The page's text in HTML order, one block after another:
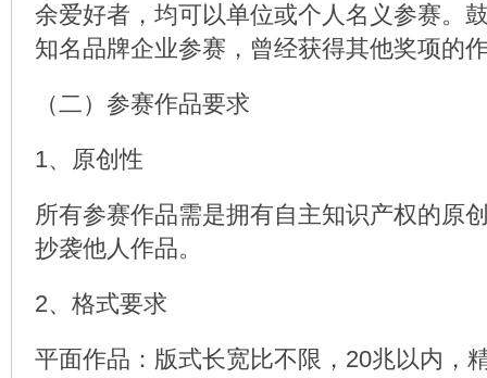
余爱好者，均可以单位或个人名义参赛。
知名品牌企业参赛，曾经获得其他奖项的
（二）参赛作品要求
1、原创性
所有参赛作品需是拥有自主知识产权的原
抄袭他人作品。
2、格式要求
平面作品：版式长宽比不限，20兆以内，